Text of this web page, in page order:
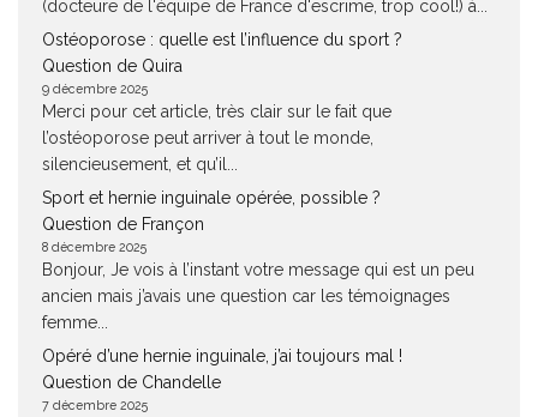
(docteure de l'équipe de France d'escrime, trop cool!) à...
Ostéoporose : quelle est l’influence du sport ?
Question de Quira
9 décembre 2025
Merci pour cet article, très clair sur le fait que
l’ostéoporose peut arriver à tout le monde,
silencieusement, et qu’il...
Sport et hernie inguinale opérée, possible ?
Question de Françon
8 décembre 2025
Bonjour, Je vois à l’instant votre message qui est un peu
ancien mais j’avais une question car les témoignages
femme...
Opéré d’une hernie inguinale, j’ai toujours mal !
Question de Chandelle
7 décembre 2025